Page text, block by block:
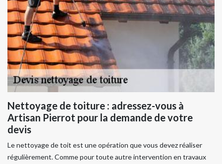
Nettoyage de toiture : adressez-vous à
Artisan Pierrot pour la demande de votre
devis
Le nettoyage de toit est une opération que vous devez réaliser
régulièrement. Comme pour toute autre intervention en travaux